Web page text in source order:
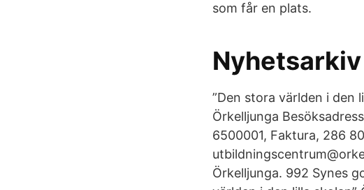
som får en plats.
”Den stora världen i den
Örkelljunga
6500001, Faktura, 286
Örkelljunga. 992 Synes